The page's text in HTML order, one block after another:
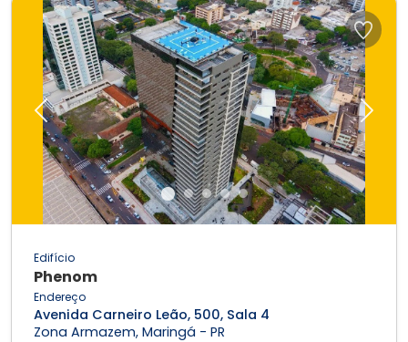
Previous Next
Edifício
Phenom
Endereço
Avenida Carneiro Leão, 500, Sala 4
Zona Armazem, Maringá - PR